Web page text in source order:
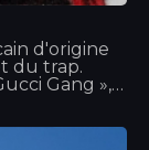
d'origine
du trap.
Gang »,